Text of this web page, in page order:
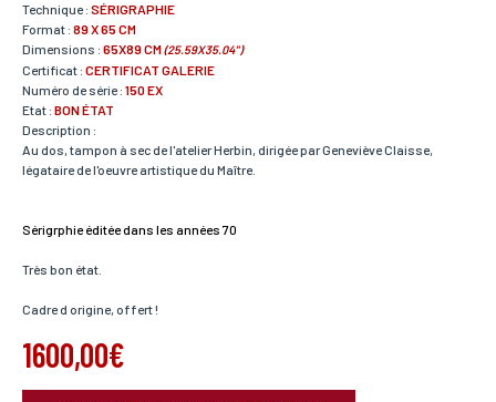
Technique : SÉRIGRAPHIE
Format : 89 X 65 CM
Dimensions : 65X89 CM(25.59X35.04")
Certificat : CERTIFICAT GALERIE
Numéro de série : 150 EX
Etat : BON ÉTAT
Description :
Au dos, tampon à sec de l'atelier Herbin, dirigée par Geneviève Claisse,
légataire de l'oeuvre artistique du Maître.
Sérigrphie éditée dans les années 70
Très bon état.
Cadre d origine, offert !
1600,00€